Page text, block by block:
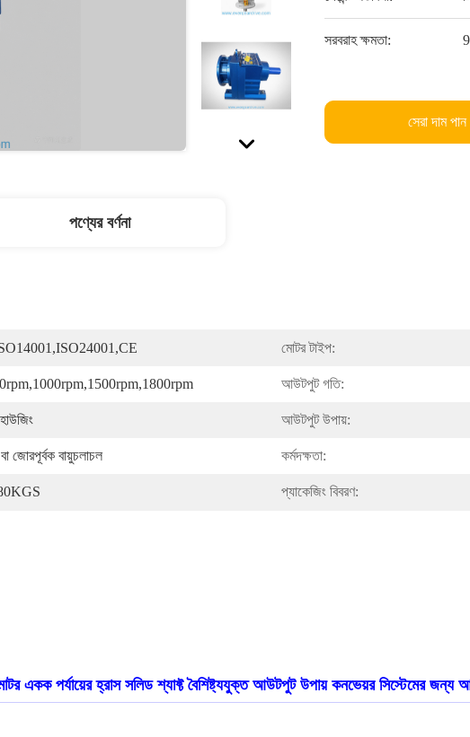
সরবরাহ ক্ষমতা:
সেরা দাম পান
পণ্যের বর্ণনা
মোটর টাইপ:
আউটপুট গতি:
আউটপুট উপায়:
জোরপূর্বক বায়ুচলাচল কর্মদক্ষতা:
প্যাকেজিং বিবরণ:
একক পর্যায়ের হ্রাস সলিড শ্যাফ্ট বৈশিষ্ট্যযুক্ত আউটপুট উপায় কনভেয়র সিস্টেমের জন্য